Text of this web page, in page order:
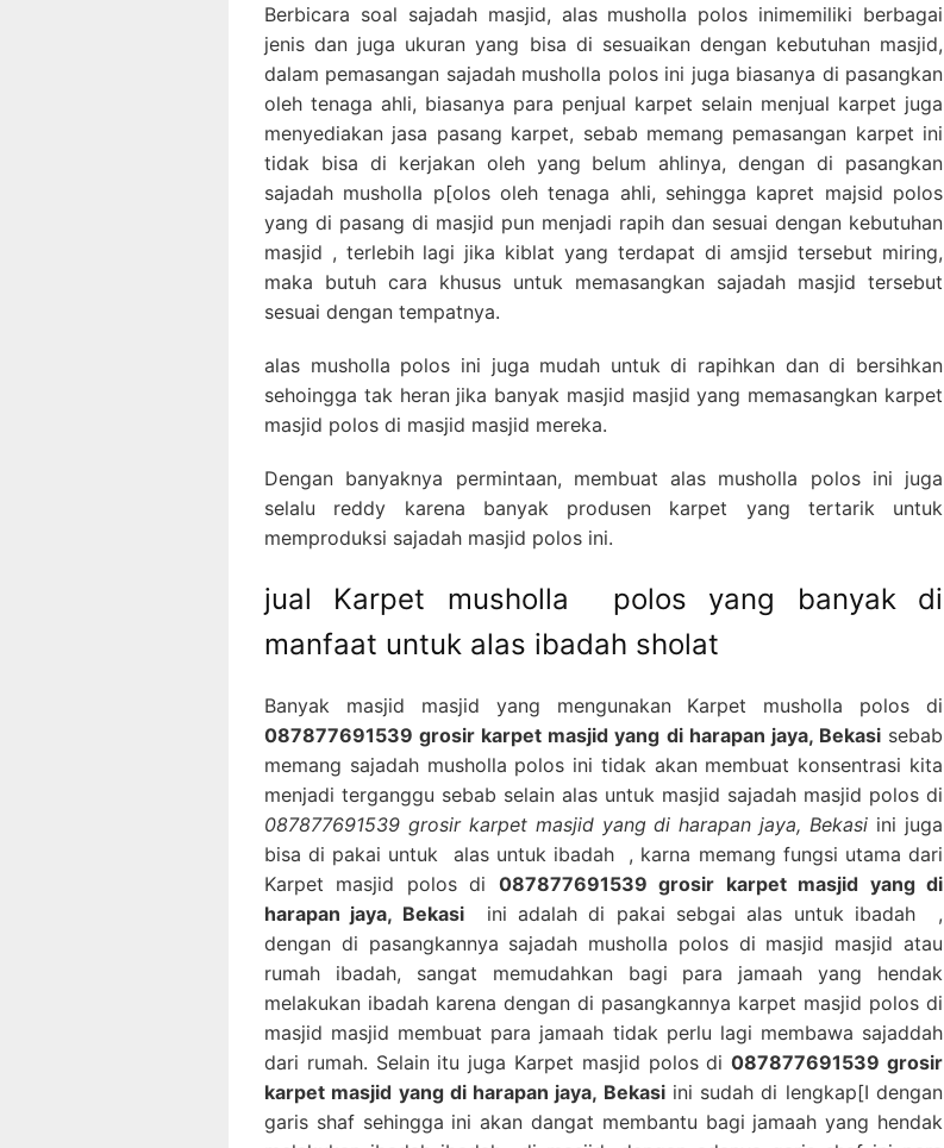
Berbicara soal sajadah masjid, alas musholla polos inimemiliki berbagai
jenis dan juga ukuran yang bisa di sesuaikan dengan kebutuhan masjid,
dalam pemasangan sajadah musholla polos ini juga biasanya di pasangkan
oleh tenaga ahli, biasanya para penjual karpet selain menjual karpet juga
menyediakan jasa pasang karpet, sebab memang pemasangan karpet ini
tidak bisa di kerjakan oleh yang belum ahlinya, dengan di pasangkan
sajadah musholla p[olos oleh tenaga ahli, sehingga kapret majsid polos
yang di pasang di masjid pun menjadi rapih dan sesuai dengan kebutuhan
masjid , terlebih lagi jika kiblat yang terdapat di amsjid tersebut miring,
maka butuh cara khusus untuk memasangkan sajadah masjid tersebut
sesuai dengan tempatnya.
alas musholla polos ini juga mudah untuk di rapihkan dan di bersihkan
sehoingga tak heran jika banyak masjid masjid yang memasangkan karpet
masjid polos di masjid masjid mereka.
Dengan banyaknya permintaan, membuat alas musholla polos ini juga
selalu reddy karena banyak produsen karpet yang tertarik untuk
memproduksi sajadah masjid polos ini.
jual Karpet musholla polos yang banyak di
manfaat untuk alas ibadah sholat
Banyak masjid masjid yang mengunakan Karpet musholla polos di
087877691539 grosir karpet masjid yang di harapan jaya, Bekasisebab
memang sajadah musholla polos ini tidak akan membuat konsentrasi kita
menjadi terganggu sebab selain alas untuk masjid sajadah masjid polos di
087877691539 grosir karpet masjid yang di harapan jaya, Bekasi ini juga
bisa di pakai untuk alas untuk ibadah , karna memang fungsi utama dari
Karpet masjid polos di 087877691539 grosir karpet masjid yang di
harapan jaya, Bekasiini adalah di pakai sebgai alas untuk ibadah ,
dengan di pasangkannya sajadah musholla polos di masjid masjid atau
rumah ibadah, sangat memudahkan bagi para jamaah yang hendak
melakukan ibadah karena dengan di pasangkannya karpet masjid polos di
masjid masjid membuat para jamaah tidak perlu lagi membawa sajaddah
dari rumah. Selain itu juga Karpet masjid polos di087877691539 grosir
karpet masjid yang di harapan jaya, Bekasiini sudah di lengkap[I dengan
garis shaf sehingga ini akan dangat membantu bagi jamaah yang hendak